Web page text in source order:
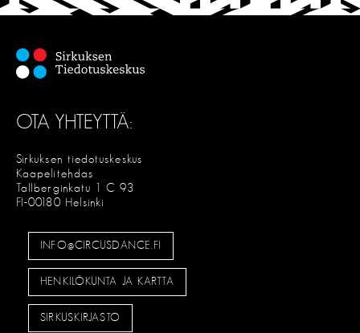
E
OTA YHTEYTTÄ:
Sirkuksen tiedotuskeskus
Kaapelitehdas
Tallberginkatu 1 C 93
FI-00180 Helsinki
INFO@CIRCUSDANCE.FI
HENKILÖKUNTA JA KARTTA
SIRKUSKIRJASTO